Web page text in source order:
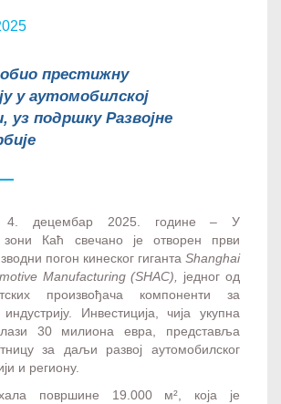
престижну
у аутомобилској
уз подршку Развојне
децембар 2025. године – У
зони Каћ свечано је отворен први
погон кинеског гиганта Shanghai
Manufacturing (SHAC),
једног од
произвођача компоненти за
Инвестиција, чија укупна
30 милиона евра, представља
за даљи развој аутомобилског
и региону.
површине 19.000 м², која је